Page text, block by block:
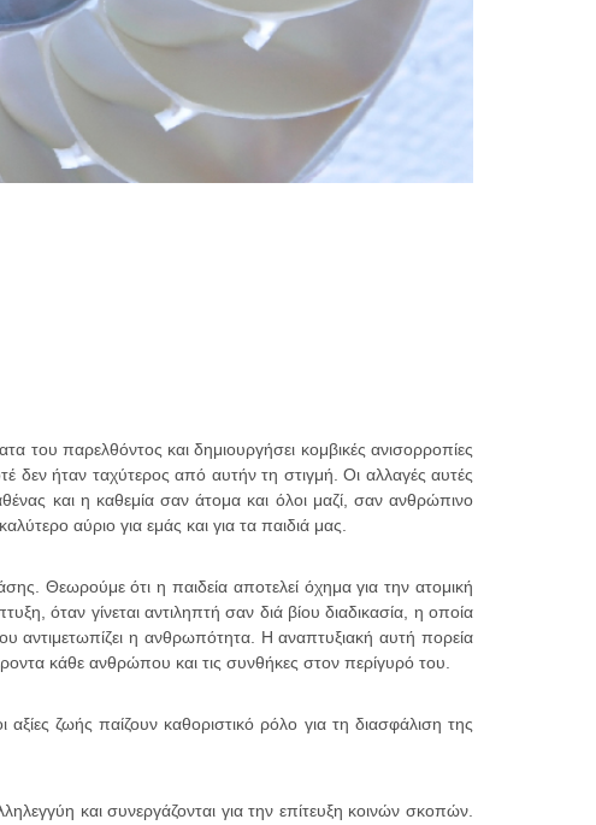
του παρελθόντος και δημιουργήσει κομβικές ανισορροπίες
δεν ήταν ταχύτερος από αυτήν τη στιγμή. Οι αλλαγές αυτές
και η καθεμία σαν άτομα και όλοι μαζί, σαν ανθρώπινο
αύριο για εμάς και για τα παιδιά μας.
Θεωρούμε ότι η παιδεία αποτελεί όχημα για την ατομική
όταν γίνεται αντιληπτή σαν διά βίου διαδικασία, η οποία
αντιμετωπίζει η ανθρωπότητα. Η αναπτυξιακή αυτή πορεία
κάθε ανθρώπου και τις συνθήκες στον περίγυρό του.
ζωής παίζουν καθοριστικό ρόλο για τη διασφάλιση της
και συνεργάζονται για την επίτευξη κοινών σκοπών.